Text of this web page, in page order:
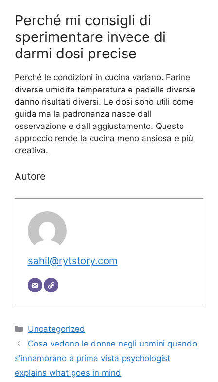
Perché mi consigli di
sperimentare invece di
darmi dosi precise
Perché le condizioni in cucina variano. Farine
diverse umidita temperatura e padelle diverse
danno risultati diversi. Le dosi sono utili come
guida ma la padronanza nasce dall
osservazione e dall aggiustamento. Questo
approccio rende la cucina meno ansiosa e più
creativa.
Autore
sahil@rytstory.com
Categorie
Uncategorized
Cosa vedono le donne negli uomini quando
s’innamorano a prima vista psychologist
explains what goes in mind